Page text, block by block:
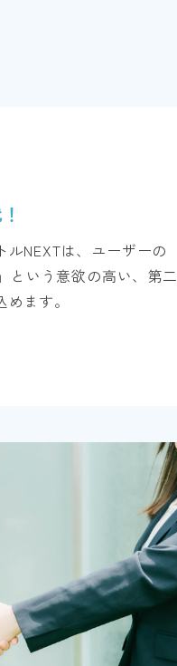
NEXTは、ユーザーの
という意欲の高い、第二
ます。